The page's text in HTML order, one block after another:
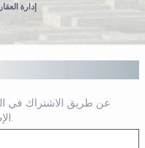
إدارة
عن طريق الاشتراك في
الإطلاع على الأخبار والحملات.